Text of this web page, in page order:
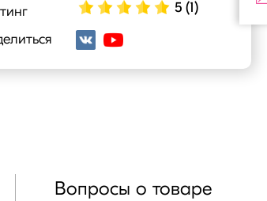
5 (1)
Вопросы о товаре